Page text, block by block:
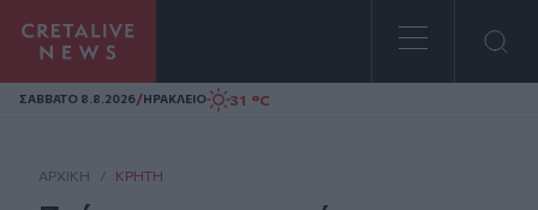
Homepage
ΣAΒΒΑΤΟ 8.8.2026/ΗΡΑΚΛΕΙΟ 31 °C
ΑΡΧΙΚΗ / ΚΡΉΤΗ